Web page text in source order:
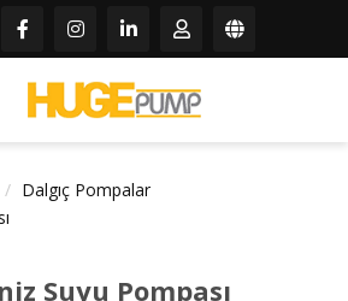
Dalgıç Pompalar
Suyu Pompası